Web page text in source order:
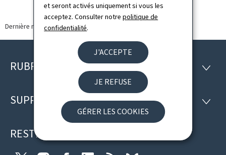
et seront activés uniquement si vous les
acceptez. Consulter notrepolitique de
confidentialité.
J'ACCEPTE
JE REFUSE
GÉRER LES COOKIES
Dernière modification le13.03.2026
Pied
page
RUBRIQUES
SUPPORT
RESTEZ CONNECTÉ